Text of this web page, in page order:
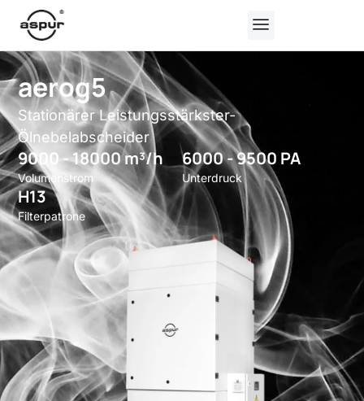
aerog5
Stationärer Leistungsstärkster-
Ölnebelabscheider
9000 - 18000 m³/h
Volumenstrom
6000 - 9500 PA
Unterdruck
H13
Filterpatrone